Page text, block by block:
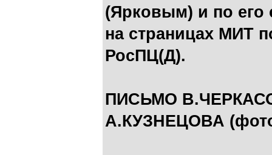
(Ярковым) и по
на страницах МИТ
РосПЦ(Д).
ПИСЬМО
А.КУЗНЕЦОВА